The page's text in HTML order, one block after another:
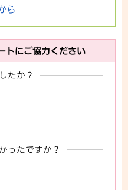
ら
トにご協力ください
たか？
ったですか？